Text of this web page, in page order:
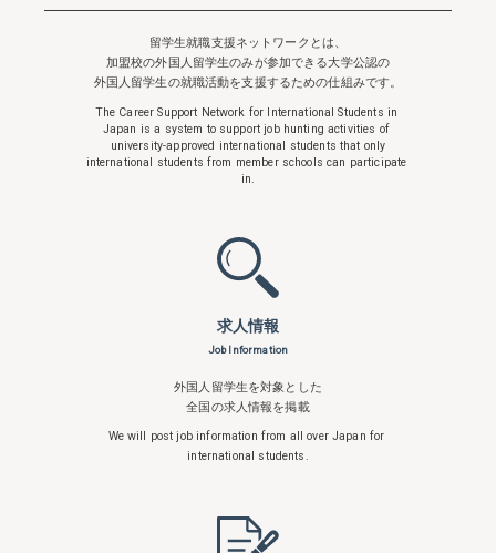
留学生就職支援ネットワークとは、
加盟校の外国人留学生のみが参加できる大学公認の
外国人留学生の就職活動を支援するための仕組みです。
The Career Support Network for International Students in
Japan is a system to supportjob hunting activities of
university-approved international students that only
international students from member schools can participate
in.
求人情報
Job Information
外国人留学生を対象とした
全国の求人情報を掲載
We will post job information from all over Japan for
international students.